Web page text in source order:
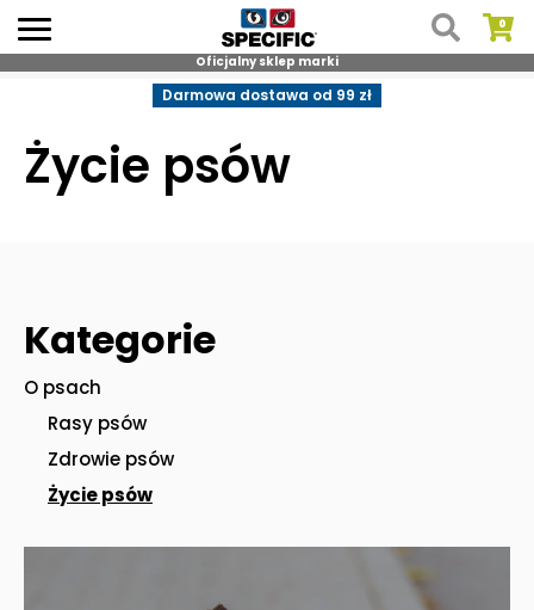
content
Oficjalny sklep marki
Darmowa dostawa od 99 zł
Życie psów
Kategorie
O psach
Rasy psów
Zdrowie psów
Życie psów